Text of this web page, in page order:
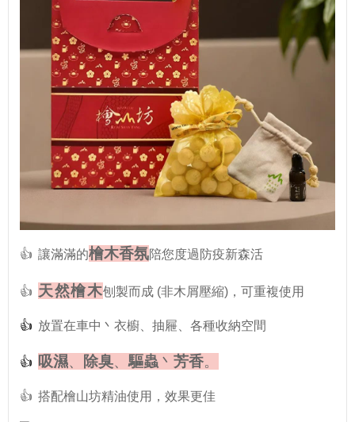
👍 讓滿滿的檜木香氛陪您度過防疫新森活
👍 天然檜木刨製而成 (非木屑壓縮)，可重複使用
👍 放置在車中丶衣櫥、抽屜、各種收納空間
👍 吸濕、 除臭、驅蟲 丶 芳香。
👍 搭配檜山坊精油使用，效果更佳